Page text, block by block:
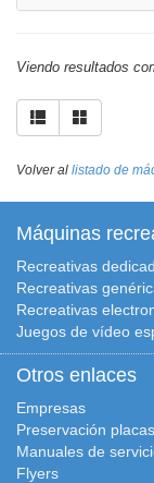
Viendo resultados
Volver al listado de
Máquinas
Recreativas
Recreativas
Recreativas
Juegos de vídeo
Otros enlaces
Empresas
Preservación
Manuales de
Flyers